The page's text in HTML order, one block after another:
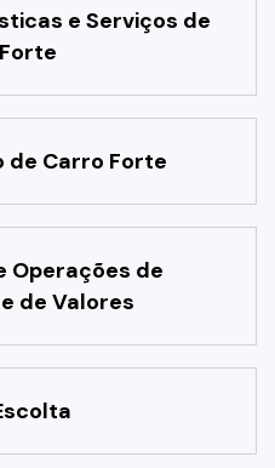
e Serviços de
de Carro Forte
Operações de
de Valores